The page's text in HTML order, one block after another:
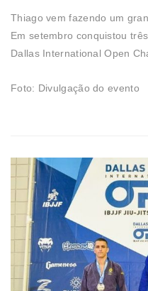
Thiago vem fazendo um
Em setembro conquistou
Dallas International Open
Foto: Divulgação do evento